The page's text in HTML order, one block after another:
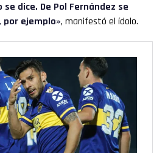
se dice. De Pol Fernández se
por ejemplo», manifestó el ídolo.